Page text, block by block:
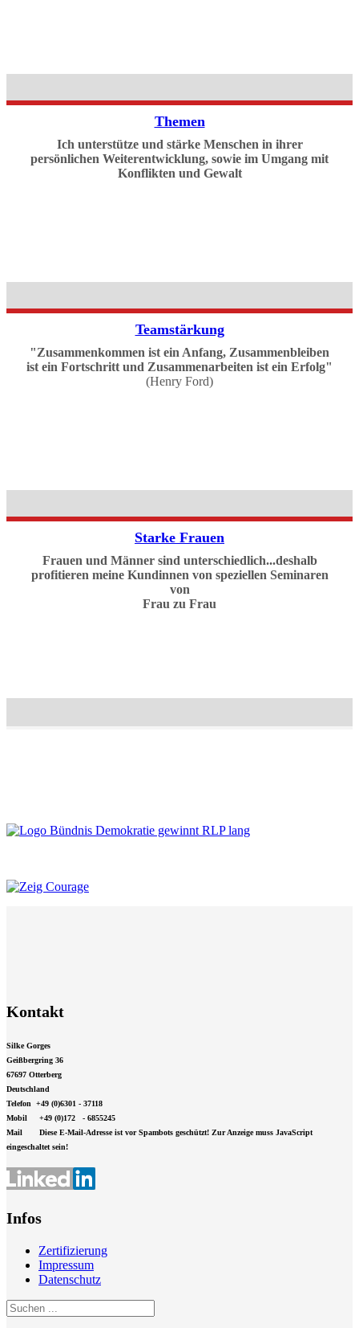
Themen
Ich unterstütze und stärke Menschen in ihrer
persönlichen Weiterentwicklung, sowie im Umgang mit
Konflikten und Gewalt
Teamstärkung
"Zusammenkommen ist ein Anfang, Zusammenbleiben
ist ein Fortschritt und Zusammenarbeiten ist ein Erfolg"
(Henry Ford)
Starke Frauen
Frauen und Männer sind unterschiedlich...deshalb
profitieren meine Kundinnen von speziellen Seminaren
von
Frau zu Frau
Kontakt
Silke Gorges
Geißbergring 36
67697 Otterberg
Deutschland
Telefon +49 (0)6301 - 37118
Mobil +49 (0)172 - 6855245
Mail Diese E-Mail-Adresse ist vor Spambots geschützt! Zur Anzeige muss JavaScript
eingeschaltet sein!
Infos
Zertifizierung
Impressum
Datenschutz